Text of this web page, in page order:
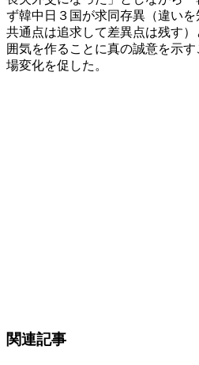
ず韓中日３国が求同存異（違いを
共通点は追求して差異点は残す
囲気を作ることに真の誠意を示
場変化を促した。
関連記事